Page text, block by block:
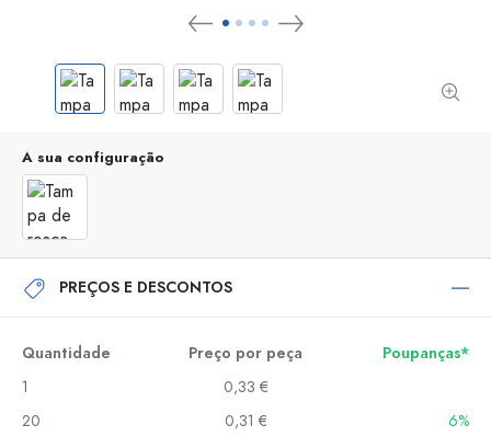
A sua configuração
PREÇOS E DESCONTOS
Quantidade Preço por peça
Poupanças*
1
0,33 €
20
0,31 €
6%